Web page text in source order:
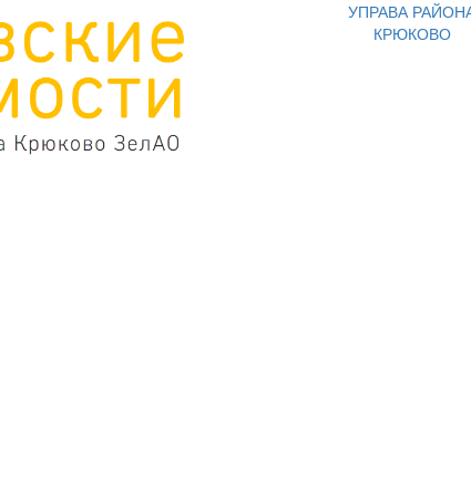
УПРАВА
КРЮКОВО